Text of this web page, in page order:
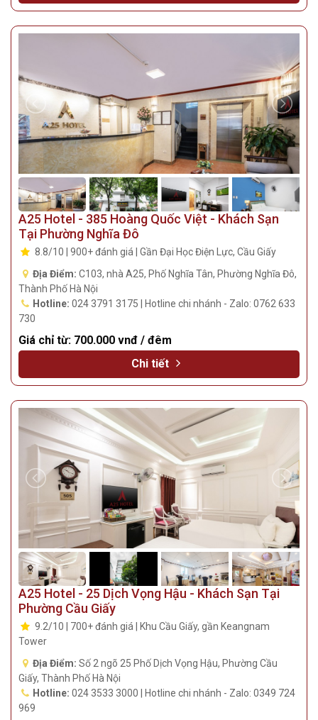
A25 Hotel - 385 Hoàng Quốc Việt - Khách Sạn
Tại Phường Nghĩa Đô
8.8/10 | 900+ đánh giá | Gần Đại Học Điện Lực, Cầu Giấy
Địa Điểm: C103, nhà A25, Phố Nghĩa Tân, Phường Nghĩa Đô,
Thành Phố Hà Nội
Hotline: 024 3791 3175 | Hotline chi nhánh - Zalo: 0762 633
730
Giá chỉ từ: 700.000 vnđ / đêm
Chi tiết
A25 Hotel - 25 Dịch Vọng Hậu - Khách Sạn Tại
Phường Cầu Giấy
9.2/10 | 700+ đánh giá | Khu Cầu Giấy, gần Keangnam
Tower
Địa Điểm: Số 2 ngõ 25 Phố Dịch Vọng Hậu, Phường Cầu
Giấy, Thành Phố Hà Nội
Hotline: 024 3533 3000 | Hotline chi nhánh - Zalo: 0349 724
969